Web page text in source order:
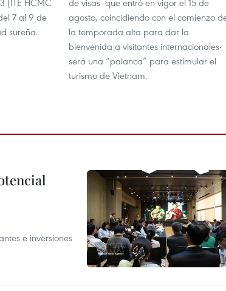
(ITE HCMC
7 al 9 de
sureña.
de visas -que entró en vigor el 15 de
agosto, coincidiendo con el comienzo
la temporada alta para dar la
bienvenida a visitantes internacionales-
será una “palanca” para estimular el
turismo de Vietnam.
e inversiones